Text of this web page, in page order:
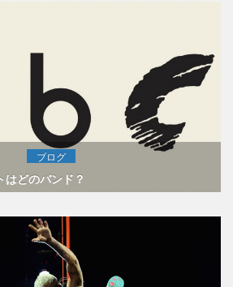
ブログ
はどのバンド？